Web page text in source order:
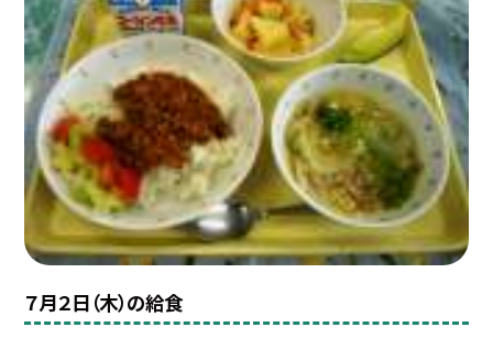
７月２日（木）の給食